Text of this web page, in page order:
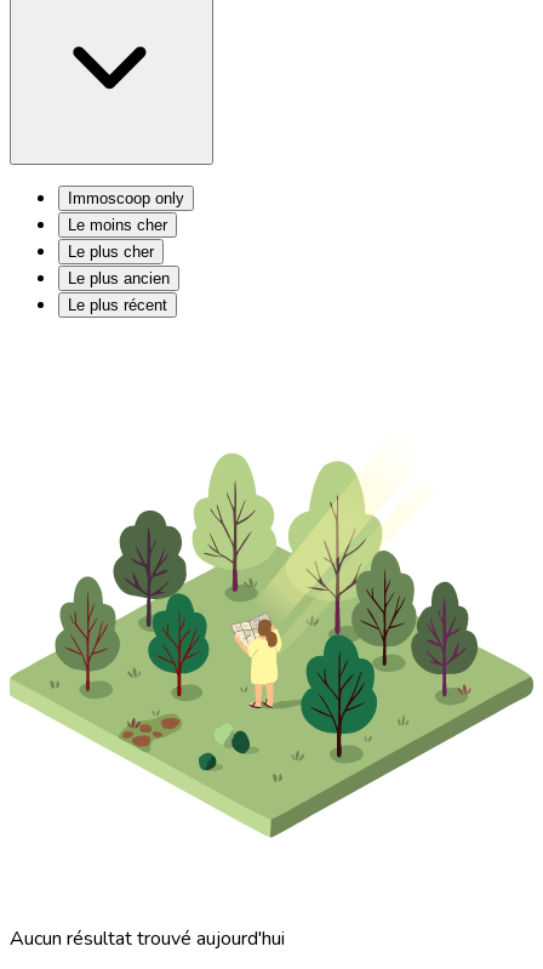
Immoscoop only
Le moins cher
Le plus cher
Le plus ancien
Le plus récent
Aucun résultat trouvé aujourd'hui